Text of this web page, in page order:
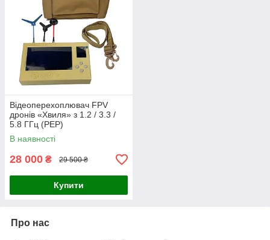
Відеоперехоплювач FPV
дронів «Хвиля» з 1.2 / 3.3 /
5.8 ГГц (РЕР)
В наявності
28 000 ₴ 29 500 ₴
Купити
Про нас